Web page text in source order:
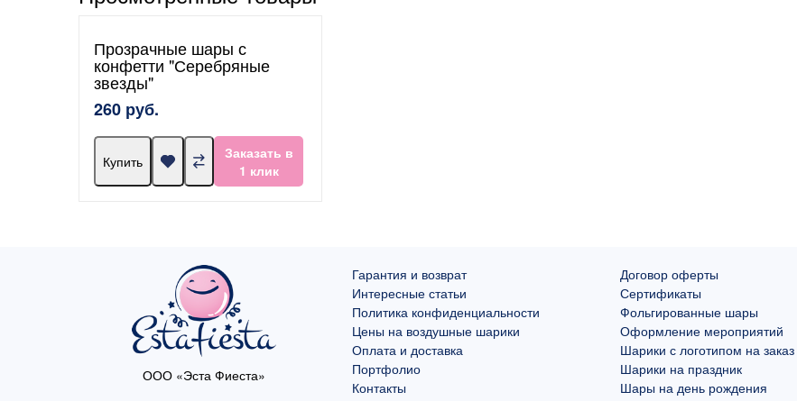
Прозрачные шары с
конфетти "Серебряные
звезды"
260 руб.
Купить
Заказать в
1 клик
ООО «Эста Фиеста»
Гарантия и возврат
Интересные статьи
Политика конфиденциальности
Цены на воздушные шарики
Оплата и доставка
Портфолио
Контакты
Договор оферты
Сертификаты
Фольгированные шары
Оформление мероприятий
Шарики с логотипом на заказ
Шарики на праздник
Шары на день рождения